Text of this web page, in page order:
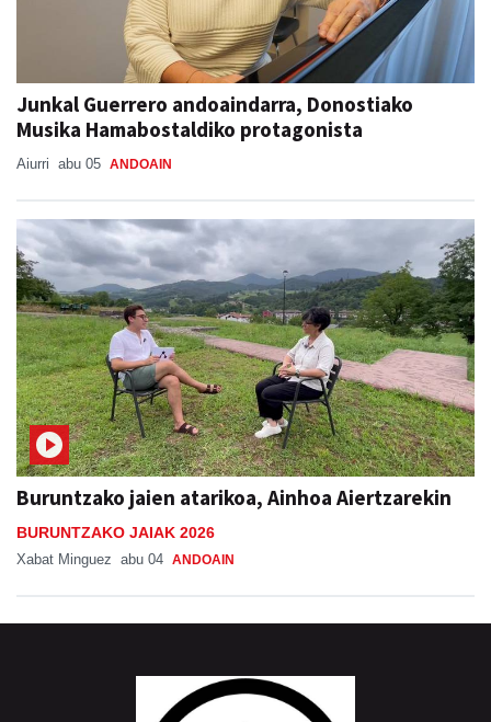
Junkal Guerrero andoaindarra, Donostiako
Musika Hamabostaldiko protagonista
Aiurri abu 05 ANDOAIN
Buruntzako jaien atarikoa, Ainhoa Aiertzarekin
BURUNTZAKO JAIAK 2026
Xabat Minguez abu 04 ANDOAIN